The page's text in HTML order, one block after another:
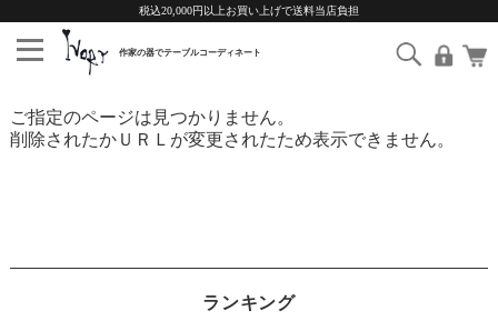
税込20,000円以上お買い上げで送料当店負担
ご指定のページは見つかりません。
削除されたかＵＲＬが変更されたため表示できません。
ランキング